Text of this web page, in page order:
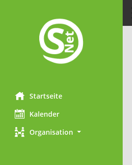
Startseite
Kalender
Organisation